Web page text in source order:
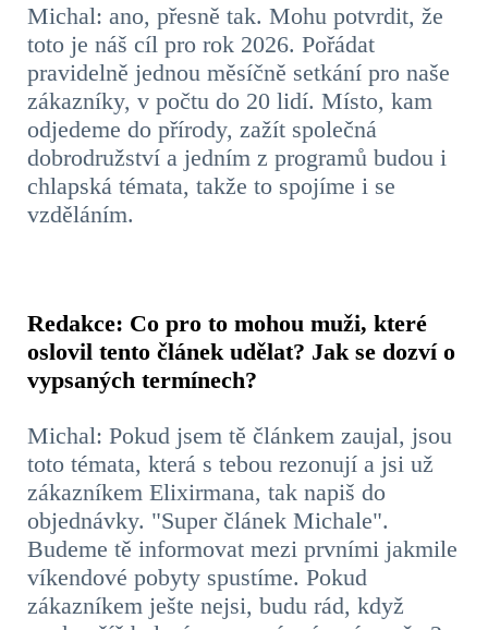
Michal: ano, přesně tak. Mohu potvrdit, že
toto je náš cíl pro rok 2026. Pořádat
pravidelně jednou měsíčně setkání pro naše
zákazníky, v počtu do 20 lidí. Místo, kam
odjedeme do přírody, zažít společná
dobrodružství a jedním z programů budou i
chlapská témata, takže to spojíme i se
vzděláním.
Redakce: Co pro to mohou muži, které
oslovil tento článek udělat? Jak se dozví o
vypsaných termínech?
Michal: Pokud jsem tě článkem zaujal, jsou
toto témata, která s tebou rezonují a jsi už
zákazníkem Elixirmana, tak napiš do
objednávky. "Super článek Michale".
Budeme tě informovat mezi prvními jakmile
víkendové pobyty spustíme. Pokud
zákazníkem ješte nejsi, budu rád, když